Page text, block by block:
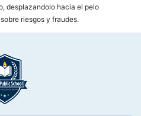
desplazandolo hacia el pelo
riesgos y fraudes.